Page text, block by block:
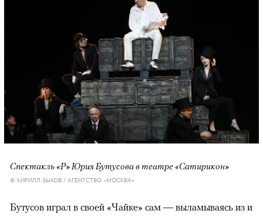
Спектакль «Р» Юрия Бутусова в театре «Сатирикон»
© КИРИЛЛ ЗЫКОВ / АГЕНТСТВО «МОСКВА»
Бутусов играл в своей «Чайке» сам — выламываясь из и